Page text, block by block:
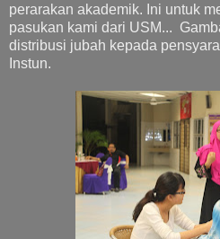
perarakan akademik. Ini untuk
pasukan kami dari USM...
distribusi jubah kepada
Instun.